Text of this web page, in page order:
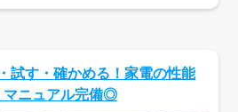
試す・確かめる！家電の性能
マニュアル完備◎